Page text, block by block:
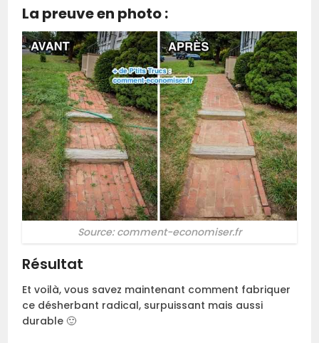
La preuve en photo :
Source: comment-economiser.fr
Résultat
Et voilà, vous savez maintenant comment fabriquer
ce désherbant radical, surpuissant mais aussi
durable 🙂